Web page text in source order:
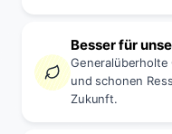
Besser für
und schonen
Zukunft.